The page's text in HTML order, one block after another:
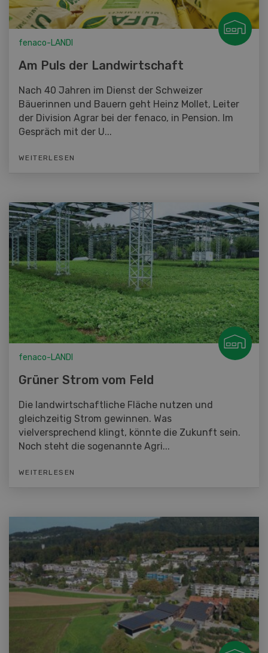
fenaco-LANDI
Am Puls der Landwirtschaft
Nach 40 Jahren im Dienst der Schweizer
Bäuerinnen und Bauern geht Heinz Mollet, Leiter
der Division Agrar bei der fenaco, in Pension. Im
Gespräch mit der U...
WEITERLESEN
fenaco-LANDI
Grüner Strom vom Feld
Die landwirtschaftliche Fläche nutzen und
gleichzeitig Strom gewinnen. Was
vielversprechend klingt, könnte die Zukunft sein.
Noch steht die sogenannte Agri...
WEITERLESEN